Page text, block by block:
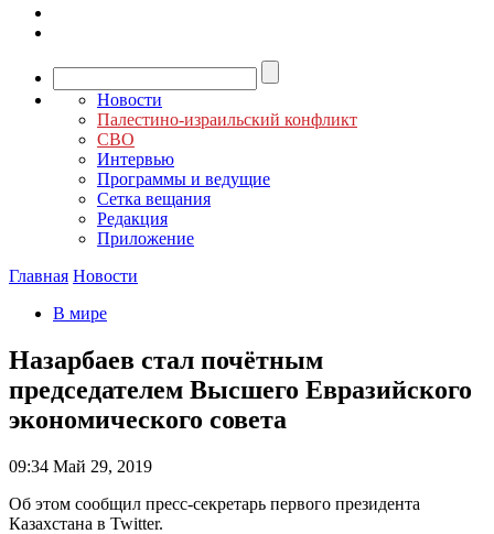
Новости
Палестино-израильский конфликт
СВО
Интервью
Программы и ведущие
Сетка вещания
Редакция
Приложение
Главная Новости
В мире
Назарбаев стал почётным
председателем Высшего Евразийского
экономического совета
09:34 Май 29, 2019
Об этом сообщил пресс-секретарь первого президента
Казахстана в Twitter.